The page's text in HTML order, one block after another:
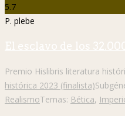
5.7
P. plebe
El esclavo de los
Premio Hislibris literatura
histórica 2023 (finalista)
RealismoTemas: Bética,